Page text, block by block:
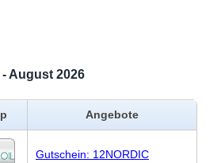
August 2026
Angebote
Gutschein: 12NORDIC